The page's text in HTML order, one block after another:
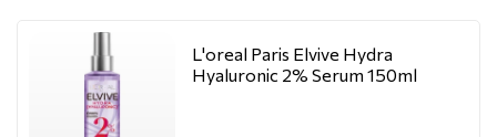
L'oreal Paris Elvive Hydra
Hyaluronic 2% Serum 150ml